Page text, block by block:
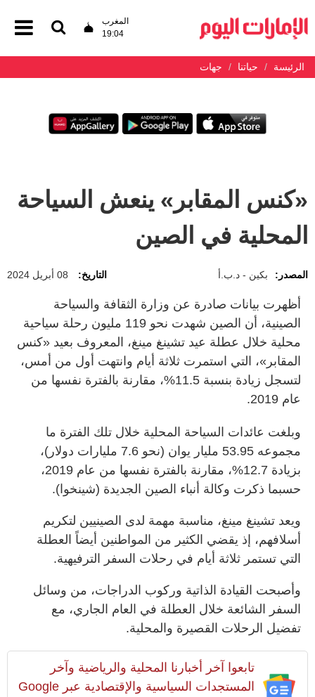
المغرب
19:04
الرئيسة حياتنا جهات
«كنس المقابر» ينعش السياحة
المحلية في الصين
المصدر: بكين - د.ب.أ التاريخ: 08 أبريل 2024
أظهرت بيانات صادرة عن وزارة الثقافة والسياحة
الصينية، أن الصين شهدت نحو 119 مليون رحلة سياحية
محلية خلال عطلة عيد تشينغ مينغ، المعروف بعيد «كنس
المقابر»، التي استمرت ثلاثة أيام وانتهت أول من أمس،
لتسجل زيادة بنسبة 11.5%، مقارنة بالفترة نفسها من
عام 2019.
وبلغت عائدات السياحة المحلية خلال تلك الفترة ما
مجموعه 53.95 مليار يوان (نحو 7.6 مليارات دولار)،
بزيادة 12.7%، مقارنة بالفترة نفسها من عام 2019،
حسبما ذكرت وكالة أنباء الصين الجديدة (شينخوا).
ويعد تشينغ مينغ، مناسبة مهمة لدى الصينيين لتكريم
أسلافهم، إذ يقضي الكثير من المواطنين أيضاً العطلة
التي تستمر ثلاثة أيام في رحلات السفر الترفيهية.
وأصبحت القيادة الذاتية وركوب الدراجات، من وسائل
السفر الشائعة خلال العطلة في العام الجاري، مع
تفضيل الرحلات القصيرة والمحلية.
تابعوا آخر أخبارنا المحلية والرياضية وآخر
المستجدات السياسية والإقتصادية عبر Google